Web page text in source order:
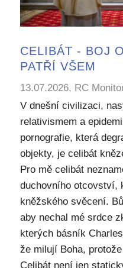
CELIBÁT - BOJ
PATŘÍ VŠEM
13.07.2026, RC
V dnešní civilizaci,
relativismem a
pornografie, která
objekty, je celibát
Pro mě celibát
duchovního otcovství,
kněžského svěcení.
aby nechal mé srdce
kterých básník
že milují Boha,
Celibát není jen